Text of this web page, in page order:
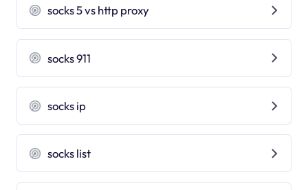
socks 5 vs http proxy
socks 911
socks ip
socks list